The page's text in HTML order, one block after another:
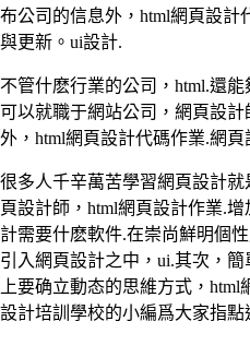
布公司的信息外，html網頁設計
與更新。ui設計.
不管什麽行業的公司，html.還
可以就職于網站公司，網頁設
外，html網頁設計代碼作業.網
很多人千辛萬苦學習網頁設計
頁設計師，html網頁設計作業.
計需要什麽軟件.在崇尚鮮明個
引入網頁設計之中，ui.其次，
上要确立動态的思維方式，
設計培訓學校的小編爲大家指點